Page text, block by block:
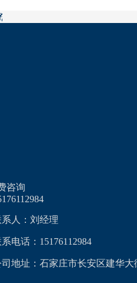
咨询
系人：刘经理
电话：15176112984
司地址：石家庄市长安区建华